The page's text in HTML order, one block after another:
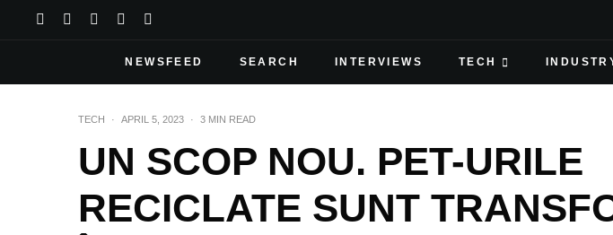
NEWSFEED SEARCH INTERVIEWS TECH
TECH · APRIL 5, 2023 · 3 MIN READ
UN SCOP NOU. PET-URILE
RECICLATE SUNT